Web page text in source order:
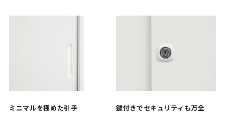
ミニマルを極めた引手
鍵付きでセキュリティも万全